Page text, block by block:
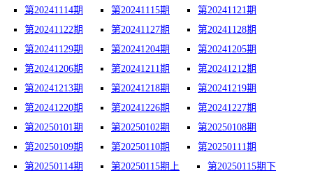
第20241114期
第20241115期
第20241121期
第20241122期
第20241127期
第20241128期
第20241129期
第20241204期
第20241205期
第20241206期
第20241211期
第20241212期
第20241213期
第20241218期
第20241219期
第20241220期
第20241226期
第20241227期
第20250101期
第20250102期
第20250108期
第20250109期
第20250110期
第20250111期
第20250114期
第20250115期上
第20250115期下